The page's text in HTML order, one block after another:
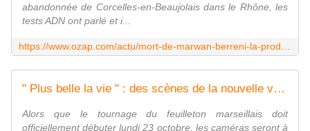
abandonnée de Corcelles-en-Beaujolais dans le Rhône, les
tests ADN ont parlé et i...
" Plus belle la vie " : des scènes de la nouvelle version tournées dès ce vendredi
Alors que le tournage du feuilleton marseillais doit
officiellement débuter lundi 23 octobre, les caméras seront à